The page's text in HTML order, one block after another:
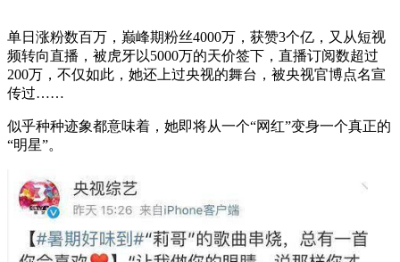
单日涨粉数百万，巅峰期粉丝4000万，获赞3个亿，又从短视
频转向直播，被虎牙以5000万的天价签下，直播订阅数超过
200万，不仅如此，她还上过央视的舞台，被央视官博点名宣
传过……
似乎种种迹象都意味着，她即将从一个“网红”变身一个真正的
“明星”。